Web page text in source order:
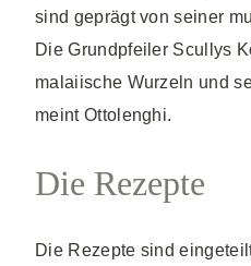
sind geprägt von seiner
Die Grundpfeiler Scullys
malaiische Wurzeln und
meint Ottolenghi.
Die Rezepte
Die Rezepte sind